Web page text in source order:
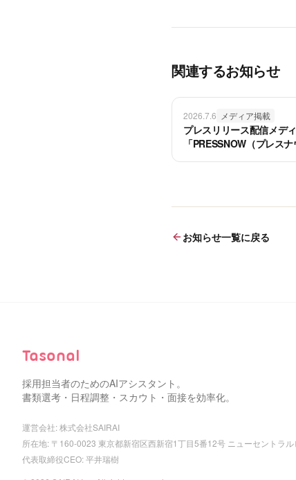
関連するお知らせ
2026.7.6 メディア掲載
プレスリリース配信メデ
「PRESSNOW（プレス
お知らせ一覧に戻る
Tasonal
採用担当者のためのAIアシスタント。
書類選考・日程調整・スカウト・面接を効率化。
運営会社: 株式会社SAIRAI
所在地: 〒160-0023 東京都新宿区西新宿1丁目5番12号 ニューセントラ
代表取締役CEO: 平井瑞樹